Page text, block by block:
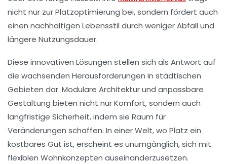
nicht nur zurPlatzoptimierung bei, sondern fördert auch
einen nachhaltigen Lebensstil durch weniger Abfall und
längere Nutzungsdauer.
Diese innovativen Lösungen stellen sich als Antwort auf
die wachsenden Herausforderungen in städtischen
Gebieten dar. Modulare Architekturund anpassbare
Gestaltung bieten nicht nur Komfort, sondern auch
langfristige Sicherheit, indem sie Raum für
Veränderungen schaffen. In einer Welt, wo Platz ein
kostbares Gut ist, erscheint es unumgänglich, sich mit
flexiblen Wohnkonzepten auseinanderzusetzen.